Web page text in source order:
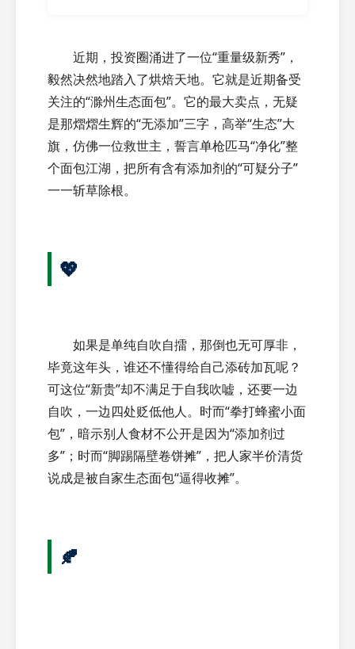
近期，投资圈涌进了一位“重量级新秀”，
毅然决然地踏入了烘焙天地。它就是近期备受
关注的“滁州生态面包”。它的最大卖点，无疑
是那熠熠生辉的“无添加”三字，高举“生态”大
旗，仿佛一位救世主，誓言单枪匹马“净化”整
个面包江湖，把所有含有添加剂的“可疑分子”
一一斩草除根。
💖
如果是单纯自吹自擂，那倒也无可厚非，
毕竟这年头，谁还不懂得给自己添砖加瓦呢？
可这位“新贵”却不满足于自我吹嘘，还要一边
自吹，一边四处贬低他人。时而“拳打蜂蜜小面
包”，暗示别人食材不公开是因为“添加剂过
多”；时而“脚踢隔壁卷饼摊”，把人家半价清货
说成是被自家生态面包“逼得收摊”。
🍂